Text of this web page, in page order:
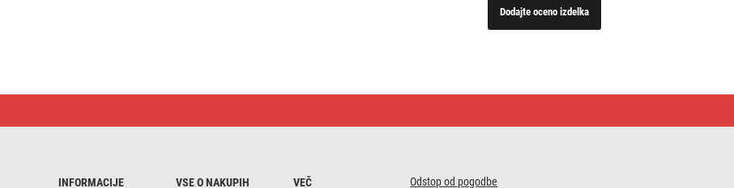
Dodajte oceno izdelka
guma/neopren
INFORMACIJE
VSE O NAKUPIH VEČ Odstop od pogodbe